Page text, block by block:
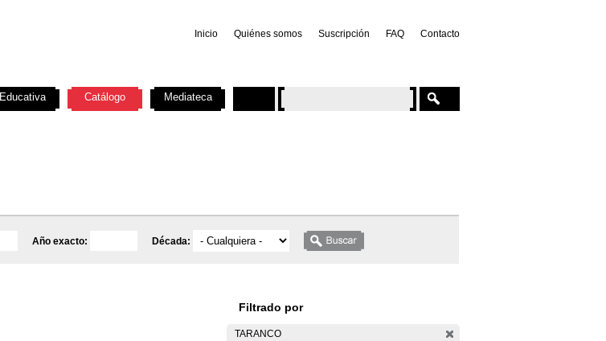
Inicio Quiénes somos Suscripción FAQ Contacto
Año exacto: Década:
Filtrado por
TARANCO
Educativa Catálogo Mediateca